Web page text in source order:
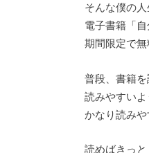
そんな僕の
電子書籍「
期間限定で
普段、書籍を
読みやすい
かなり読み
読めばきっ